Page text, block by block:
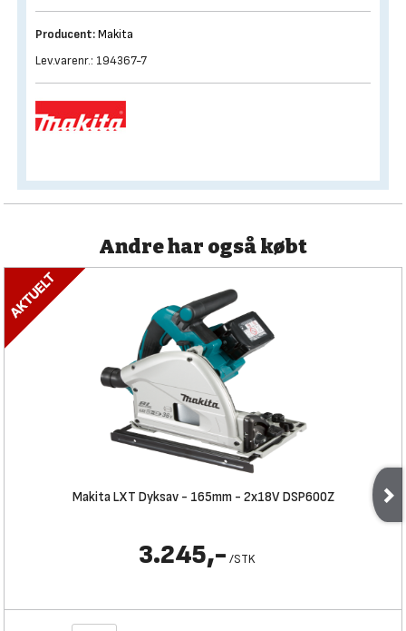
Producent:Makita
Lev.varenr.: 194367-7
Andre har også købt
Makita LXT Dyksav - 165mm - 2x18V DSP600Z
3.245,- /STK